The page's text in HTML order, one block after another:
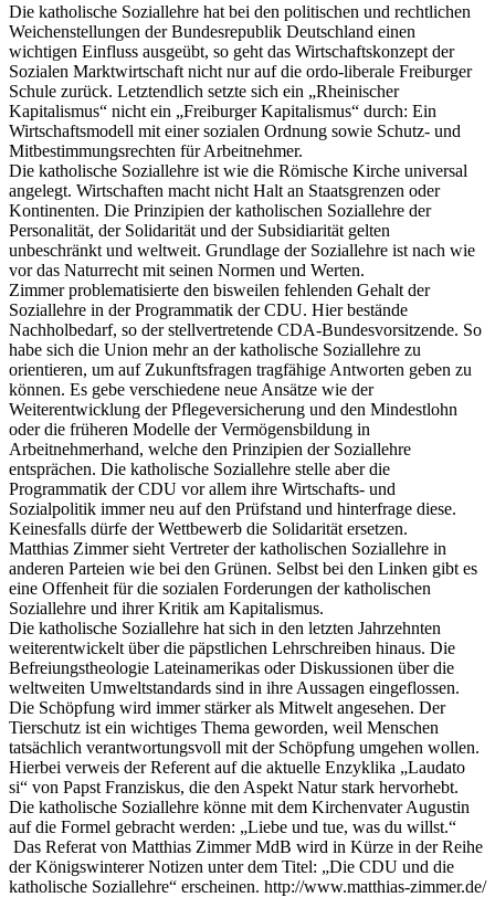
Die katholische Soziallehre hat bei den politischen und rechtlichen
Weichenstellungen der Bundesrepublik Deutschland einen
wichtigen Einfluss ausgeübt, so geht das Wirtschaftskonzept der
Sozialen Marktwirtschaft nicht nur auf die ordo-liberale Freiburger
Schule zurück. Letztendlich setzte sich ein „Rheinischer
Kapitalismus“ nicht ein „Freiburger Kapitalismus“ durch: Ein
Wirtschaftsmodell mit einer sozialen Ordnung sowie Schutz- und
Mitbestimmungsrechten für Arbeitnehmer.
Die katholische Soziallehre ist wie die Römische Kirche universal
angelegt. Wirtschaften macht nicht Halt an Staatsgrenzen oder
Kontinenten. Die Prinzipien der katholischen Soziallehre der
Personalität, der Solidarität und der Subsidiarität gelten
unbeschränkt und weltweit. Grundlage der Soziallehre ist nach wie
vor das Naturrecht mit seinen Normen und Werten.
Zimmer problematisierte den bisweilen fehlenden Gehalt der
Soziallehre in der Programmatik der CDU. Hier bestände
Nachholbedarf, so der stellvertretende CDA-Bundesvorsitzende. So
habe sich die Union mehr an der katholische Soziallehre zu
orientieren, um auf Zukunftsfragen tragfähige Antworten geben zu
können. Es gebe verschiedene neue Ansätze wie der
Weiterentwicklung der Pflegeversicherung und den Mindestlohn
oder die früheren Modelle der Vermögensbildung in
Arbeitnehmerhand, welche den Prinzipien der Soziallehre
entsprächen. Die katholische Soziallehre stelle aber die
Programmatik der CDU vor allem ihre Wirtschafts- und
Sozialpolitik immer neu auf den Prüfstand und hinterfrage diese.
Keinesfalls dürfe der Wettbewerb die Solidarität ersetzen.
Matthias Zimmer sieht Vertreter der katholischen Soziallehre in
anderen Parteien wie bei den Grünen. Selbst bei den Linken gibt es
eine Offenheit für die sozialen Forderungen der katholischen
Soziallehre und ihrer Kritik am Kapitalismus.
Die katholische Soziallehre hat sich in den letzten Jahrzehnten
weiterentwickelt über die päpstlichen Lehrschreiben hinaus. Die
Befreiungstheologie Lateinamerikas oder Diskussionen über die
weltweiten Umweltstandards sind in ihre Aussagen eingeflossen.
Die Schöpfung wird immer stärker als Mitwelt angesehen. Der
Tierschutz ist ein wichtiges Thema geworden, weil Menschen
tatsächlich verantwortungsvoll mit der Schöpfung umgehen wollen.
Hierbei verweis der Referent auf die aktuelle Enzyklika „Laudato
si“ von Papst Franziskus, die den Aspekt Natur stark hervorhebt.
Die katholische Soziallehre könne mit dem Kirchenvater Augustin
auf die Formel gebracht werden: „Liebe und tue, was du willst.“
Das Referat von Matthias Zimmer MdB wird in Kürze in der Reihe
der Königswinterer Notizen unter dem Titel: „Die CDU und die
katholische Soziallehre“ erscheinen. http://www.matthias-zimmer.de/